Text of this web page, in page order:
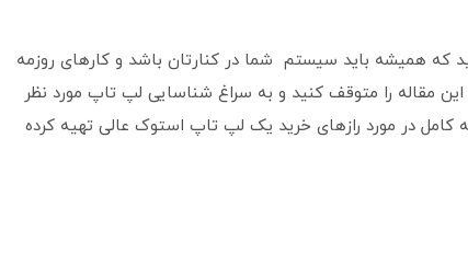
که همیشه باید سیستم شما در کنارتان باشد و کارهای روزمه
مقاله را متوقف کنید و به سراغ شناسایی لپ تاپ مورد نظر
کامل در مورد رازهای خرید یک لپ تاپ استوک عالی تهیه کرده